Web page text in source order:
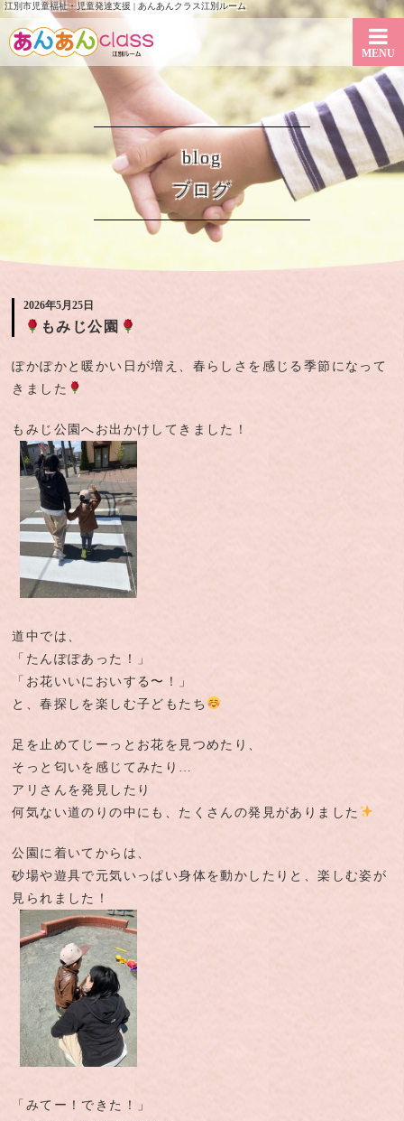
江別市児童福祉・児童発達支援 | あんあんクラス江別ルーム
blog
ブログ
MENU
2026年5月25日
もみじ公園
ぽかぽかと暖かい日が増え、春らしさを感じる季節になって
きました
もみじ公園へお出かけしてきました！
道中では、
「たんぽぽあった！」
「お花いいにおいする〜！」
と、春探しを楽しむ子どもたち
足を止めてじーっとお花を見つめたり、
そっと匂いを感じてみたり…
アリさんを発見したり
何気ない道のりの中にも、たくさんの発見がありました
公園に着いてからは、
砂場や遊具で元気いっぱい身体を動かしたりと、楽しむ姿が
見られました！
「みてー！できた！」